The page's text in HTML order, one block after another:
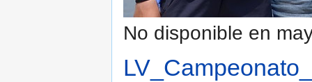
No disponible en